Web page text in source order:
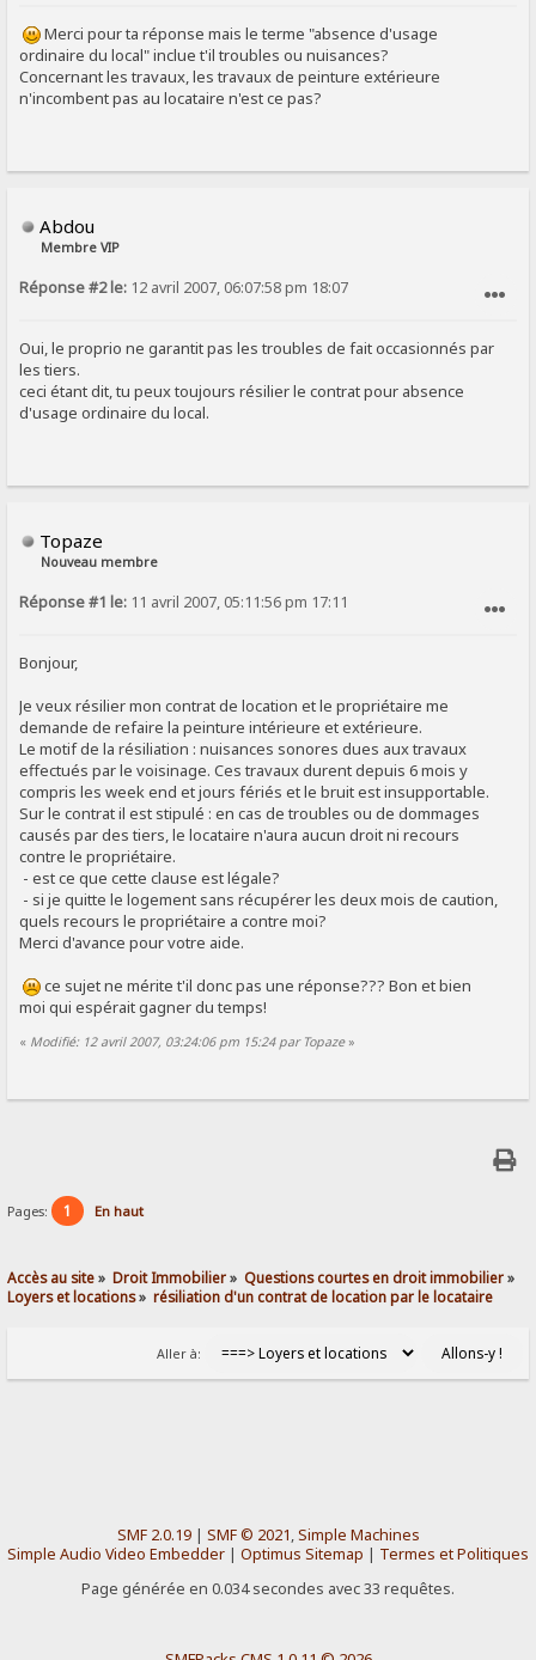
Merci pour ta réponse mais le terme "absence d'usage
ordinaire du local" inclue t'il troubles ou nuisances?
Concernant les travaux, les travaux de peinture extérieure
n'incombent pas au locataire n'est ce pas?
Abdou
Membre VIP
Réponse #2 le: 12 avril 2007, 06:07:58 pm 18:07
Oui, le proprio ne garantit pas les troubles de fait occasionnés par
les tiers.
ceci étant dit, tu peux toujours résilier le contrat pour absence
d'usage ordinaire du local.
Topaze
Nouveau membre
Réponse #1 le: 11 avril 2007, 05:11:56 pm 17:11
Bonjour,
Je veux résilier mon contrat de location et le propriétaire me
demande de refaire la peinture intérieure et extérieure.
Le motif de la résiliation : nuisances sonores dues aux travaux
effectués par le voisinage. Ces travaux durent depuis 6 mois y
compris les week end et jours fériés et le bruit est insupportable.
Sur le contrat il est stipulé : en cas de troubles ou de dommages
causés par des tiers, le locataire n'aura aucun droit ni recours
contre le propriétaire.
- est ce que cette clause est légale?
- si je quitte le logement sans récupérer les deux mois de caution,
quels recours le propriétaire a contre moi?
Merci d'avance pour votre aide.
ce sujet ne mérite t'il donc pas une réponse??? Bon et bien
moi qui espérait gagner du temps!
« Modifié: 12 avril 2007, 03:24:06 pm 15:24 par Topaze»
Pages: 1 En haut
Accès au site» Droit Immobilier» Questions courtes en droit immobilier»
Loyers et locations» résiliation d'un contrat de location par le locataire
Aller à:
SMF 2.0.19| SMF © 2021,Simple Machines
Simple Audio Video Embedder
Optimus Sitemap
Termes et Politiques
Page générée en 0.034 secondes avec 33 requêtes.